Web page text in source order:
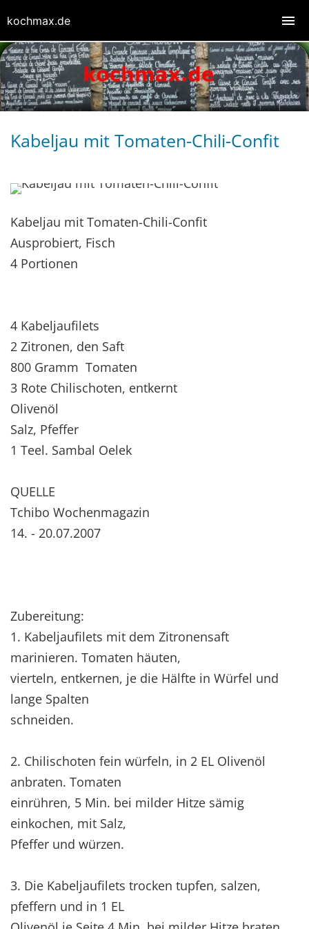
Kabeljau mit Tomaten-Chili-Confit
Kabeljau mit Tomaten-Chili-Confit
Ausprobiert, Fisch
4 Portionen
4 Kabeljaufilets
2 Zitronen, den Saft
800 Gramm Tomaten
3 Rote Chilischoten, entkernt
Olivenöl
Salz, Pfeffer
1 Teel. Sambal Oelek
QUELLE
Tchibo Wochenmagazin
14. - 20.07.2007
Zubereitung:
1. Kabeljaufilets mit dem Zitronensaft
marinieren. Tomaten häuten,
vierteln, entkernen, je die Hälfte in Würfel und
lange Spalten
schneiden.
2. Chilischoten fein würfeln, in 2 EL Olivenöl
anbraten. Tomaten
einrühren, 5 Min. bei milder Hitze sämig
einkochen, mit Salz,
Pfeffer und würzen.
3. Die Kabeljaufilets trocken tupfen, salzen,
pfeffern und in 1 EL
kochmax.de